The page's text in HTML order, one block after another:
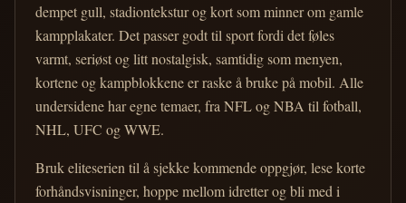
dempet gull, stadiontekstur og kort som minner om gamle
kampplakater. Det passer godt til sport fordi det føles
varmt, seriøst og litt nostalgisk, samtidig som menyen,
kortene og kampblokkene er raske å bruke på mobil. Alle
undersidene har egne temaer, fra NFL og NBA til fotball,
NHL, UFC og WWE.
Bruk eliteserien til å sjekke kommende oppgjør, lese korte
forhåndsvisninger, hoppe mellom idretter og bli med i